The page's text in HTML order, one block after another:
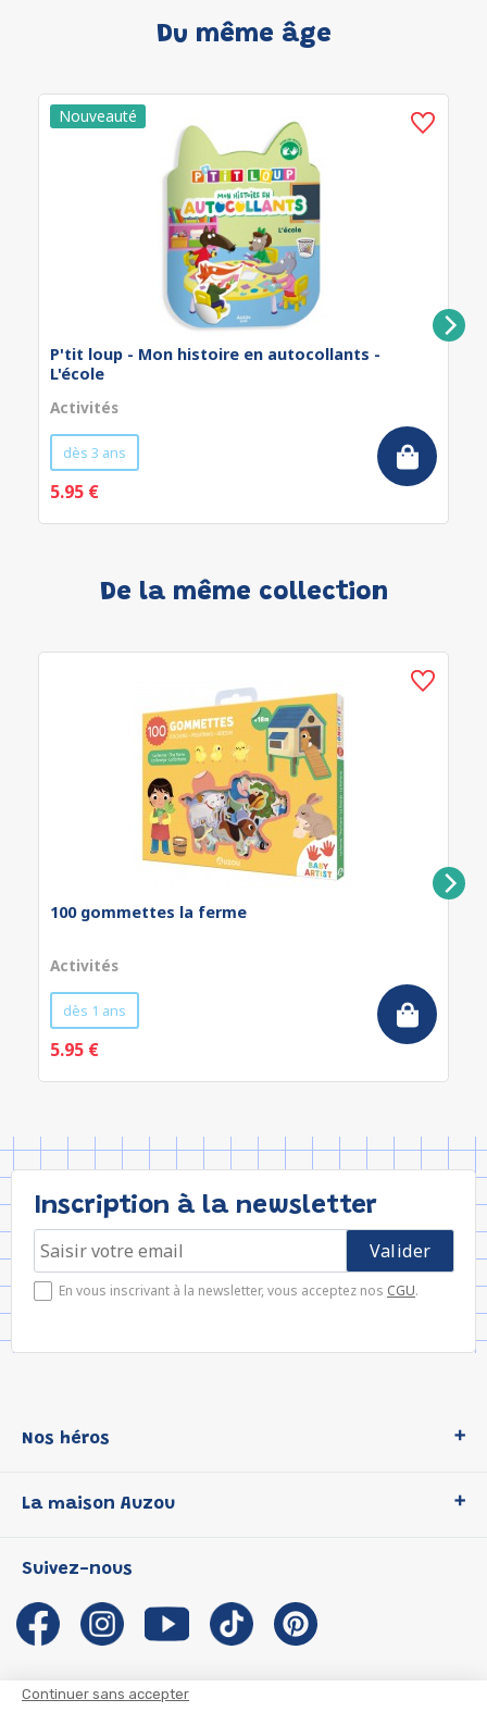
Continuer sans accepter
Du même âge
P'tit loup - Mon histoire en autocollants -
L'école
Activités
dès 3 ans
5.95 €
De la même collection
100 gommettes la ferme
Activités
dès 1 ans
5.95 €
Inscription à la newsletter
En vous inscrivant à la newsletter, vous acceptez nos CGU.
Nos héros
P'tit Loup
Les Influenceuses
Migali
Petite Taupe
La maison Auzou
Notre histoire
Auzou s'engage
Auteurs et illustrateurs Auzou
Suivez-nous